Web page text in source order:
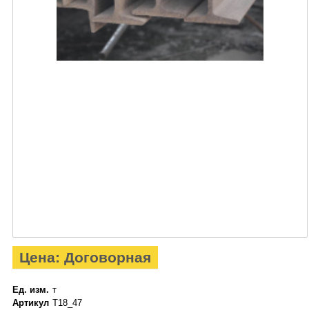
Цена: Договорная
Ед. изм. т
Артикул Т18_47